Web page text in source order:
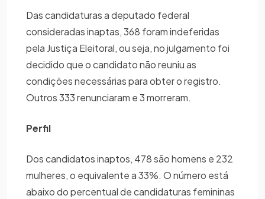
Das candidaturas a deputado federal
consideradas inaptas, 368 foram indeferidas
pela Justiça Eleitoral, ou seja, no julgamento foi
decidido que o candidato não reuniu as
condições necessárias para obter o registro.
Outros 333 renunciaram e 3 morreram.
Perfil
Dos candidatos inaptos, 478 são homens e 232
mulheres, o equivalente a 33%. O número está
abaixo do percentual de candidaturas femininas